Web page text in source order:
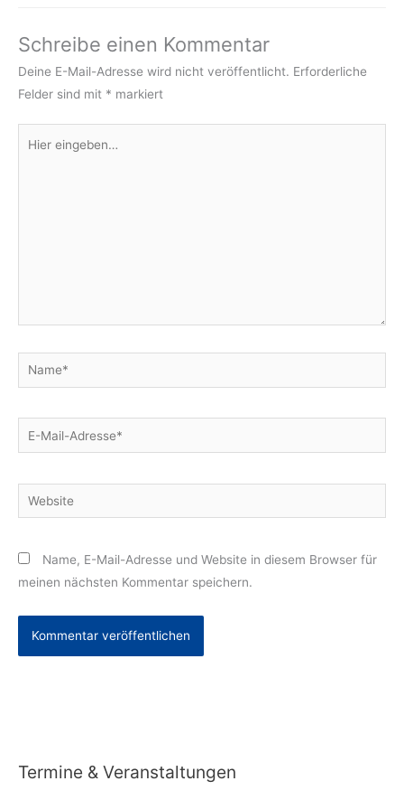
Schreibe einen Kommentar
Deine E-Mail-Adresse wird nicht veröffentlicht. Erforderliche
Felder sind mit * markiert
eingeben…
Name*
E-
Mail-
Website
Name, E-Mail-Adresse und Website in diesem Browser für
meinen nächsten Kommentar speichern.
Termine & Veranstaltungen